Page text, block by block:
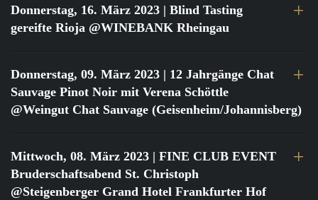
Donnerstag, 16. März 2023 | Blind Tasting
gereifte Rioja @WINEBANK Rheingau
Donnerstag, 09. März 2023 | 12 Jahrgänge Chat
Sauvage Pinot Noir mit Verena Schöttle
@Weingut Chat Sauvage (Geisenheim/Johannisberg)
Mittwoch, 08. März 2023 | FINE CLUB EVENT
Bruderschaftsabend St. Christoph
@Steigenberger Grand Hotel Frankfurter Hof